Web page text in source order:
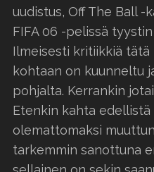
uudistus, Off The Ball
FIFA 06 -pelissä
Ilmeisesti kritiikkiä
kohtaan on kuunneltu
pohjalta. Kerrankin
Etenkin kahta edellistä
olemattomaksi
tarkemmin sanottuna